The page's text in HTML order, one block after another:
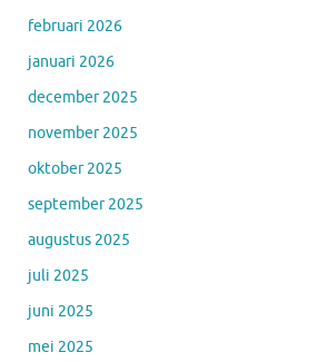
februari 2026
januari 2026
december 2025
november 2025
oktober 2025
september 2025
augustus 2025
juli 2025
juni 2025
mei 2025